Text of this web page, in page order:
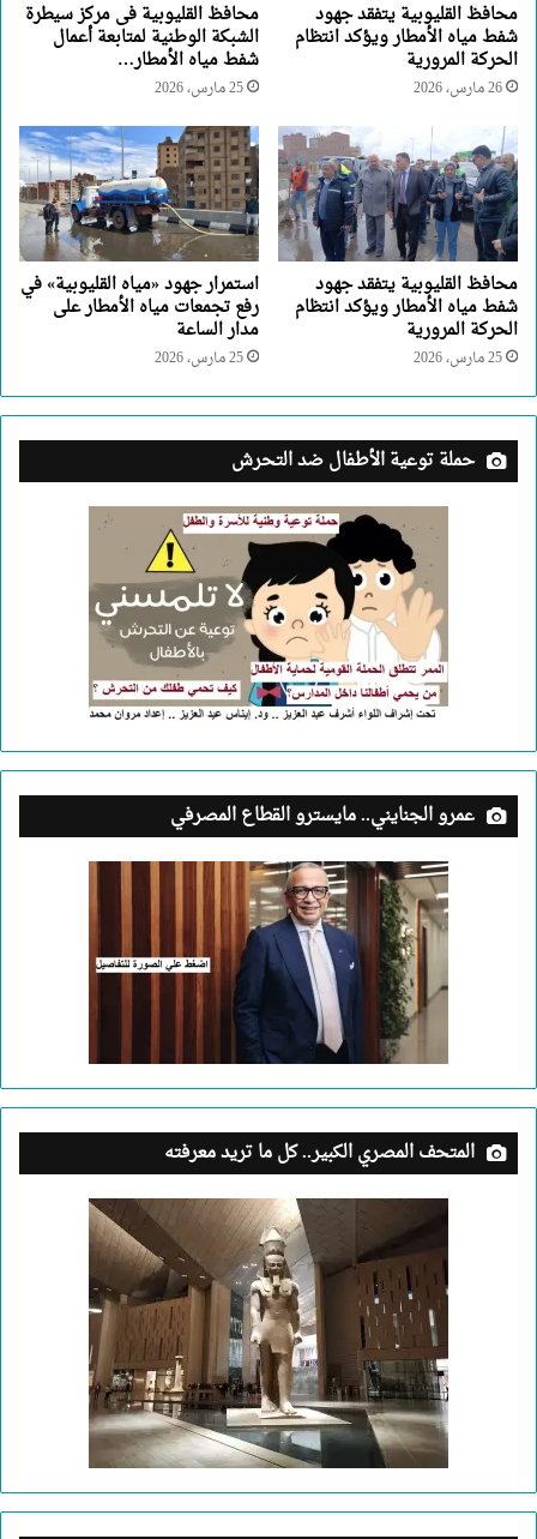
محافظ القليوبية يتفقد جهود
شفط مياه الأمطار ويؤكد انتظام
الحركة المرورية
26 مارس، 2026
محافظ القليوبية فى مركز سيطرة
الشبكة الوطنية لمتابعة أعمال
شفط مياه الأمطار…
25 مارس، 2026
محافظ القليوبية يتفقد جهود
شفط مياه الأمطار ويؤكد انتظام
الحركة المرورية
25 مارس، 2026
استمرار جهود «مياه القليوبية» في
رفع تجمعات مياه الأمطار على
مدار الساعة
25 مارس، 2026
حملة توعية الأطفال ضد التحرش
عمرو الجنايني.. مايسترو القطاع المصرفي
المتحف المصري الكبير.. كل ما تريد معرفته